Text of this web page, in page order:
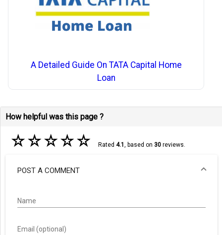
A Detailed Guide On TATA Capital Home
Loan
How helpful was this page ?
☆☆☆☆☆ Rated 4.1 , based on 30reviews.
POST A COMMENT
Name
Email (optional)